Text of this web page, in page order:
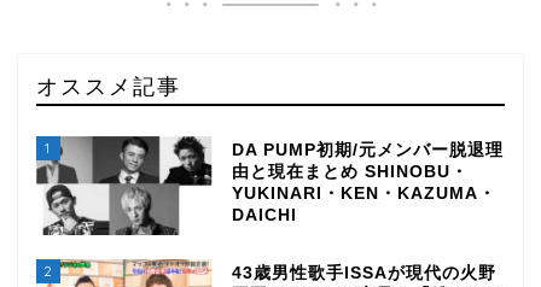
オススメ記事
1
DA PUMP初期/元メンバー脱退理
由と現在まとめ SHINOBU・
YUKINARI・KEN・KAZUMA・
DAICHI
2
43歳男性歌手ISSAが現代の火野